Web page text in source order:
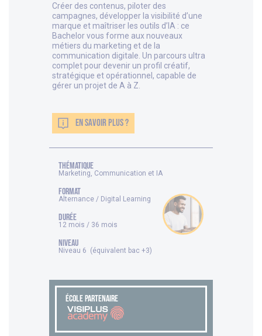
Créer des contenus, piloter des
campagnes, développer la visibilité d’une
marque et maîtriser les outils d’IA : ce
Bachelor vous forme aux nouveaux
métiers du marketing et de la
communication digitale. Un parcours ultra
complet pour devenir un profil créatif,
stratégique et opérationnel, capable de
gérer un projet de A à Z.
EN SAVOIR PLUS ?
thématique
Marketing, Communication et IA
FORMAT
Alternance / Digital Learning
DURÉE
12 mois / 36 mois
NIVEAU
Niveau 6 (équivalent bac +3)
ÉCOLE PARTENAIRE